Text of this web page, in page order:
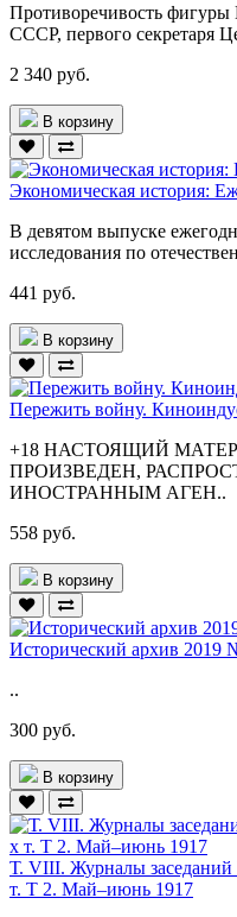
Противоречивость фигуры
СССР, первого секретаря
2 340 руб.
В корзину
Экономическая история:
В девятом выпуске
исследования по
441 руб.
В корзину
Пережить войну.
+18 НАСТОЯЩИЙ
ПРОИЗВЕДЕН,
ИНОСТРАННЫМ АГЕН..
558 руб.
В корзину
Исторический архив 2019
..
300 руб.
В корзину
Т. VIII. Журналы заседаний
т. Т 2. Май–июнь 1917